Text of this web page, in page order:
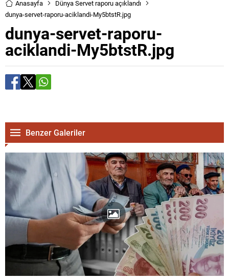
Anasayfa
Dünya Servet raporu açıklandı
dunya-servet-raporu-aciklandi-My5btstR.jpg
dunya-servet-raporu-
aciklandi-My5btstR.jpg
Benzer Galeriler